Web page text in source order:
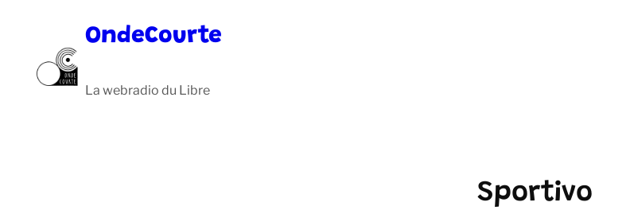
OndeCourte
La webradio du Libre
Sportivo